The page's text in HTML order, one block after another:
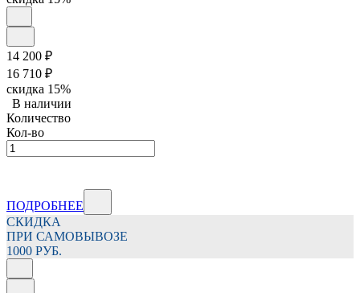
14 200 ₽
16 710 ₽
скидка 15%
В наличии
Количество
Кол-во
ПОДРОБНЕЕ
СКИДКА
ПРИ САМОВЫВОЗЕ
1000 РУБ.